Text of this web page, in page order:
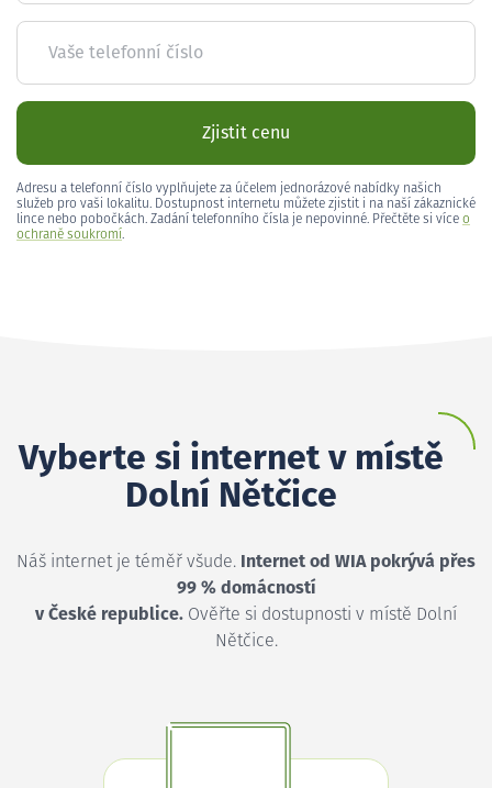
Vaše telefonní číslo
Zjistit cenu
Adresu a telefonní číslo vyplňujete za účelem jednorázové nabídky našich
služeb pro vaši lokalitu. Dostupnost internetu můžete zjistit i na naší zákaznické
lince nebo pobočkách. Zadání telefonního čísla je nepovinné. Přečtěte si více o
ochraně soukromí.
Vyberte si internet v místě
Dolní Nětčice
Náš internet je téměř všude. Internet od WIA pokrývá přes
99 % domácností
v České republice. Ověřte si dostupnosti v místě Dolní
Nětčice.